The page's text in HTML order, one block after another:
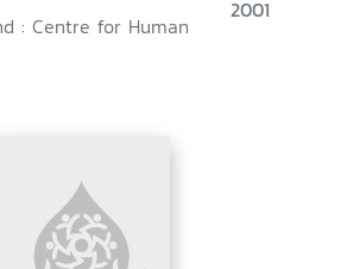
: Centre for Human
2001